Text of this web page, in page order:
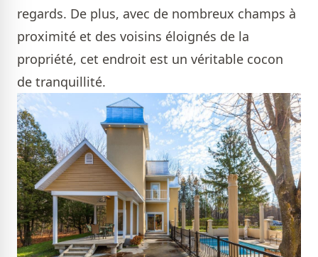
regards. De plus, avec de nombreux champs à
proximité et des voisins éloignés de la
propriété, cet endroit est un véritable cocon
de tranquillité.